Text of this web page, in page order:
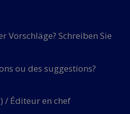
Vorschläge? Schreiben Sie
ou des suggestions?
/ Éditeur en chef